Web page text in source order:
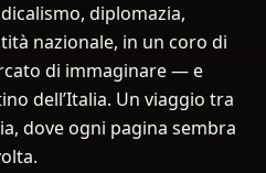
diplomazia,
nazionale, in un coro di
di immaginare — e
dell’Italia. Un viaggio tra
dove ogni pagina sembra